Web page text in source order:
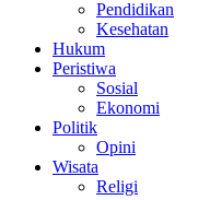
Pendidikan
Kesehatan
Hukum
Peristiwa
Sosial
Ekonomi
Politik
Opini
Wisata
Religi